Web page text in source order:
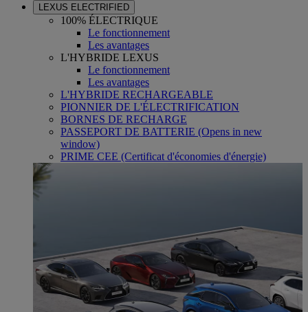
LEXUS ELECTRIFIED
100% ÉLECTRIQUE
Le fonctionnement
Les avantages
L'HYBRIDE LEXUS
Le fonctionnement
Les avantages
L'HYBRIDE RECHARGEABLE
PIONNIER DE L'ÉLECTRIFICATION
BORNES DE RECHARGE
PASSEPORT DE BATTERIE (Opens in new
window)
PRIME CEE (Certificat d'économies d'énergie)